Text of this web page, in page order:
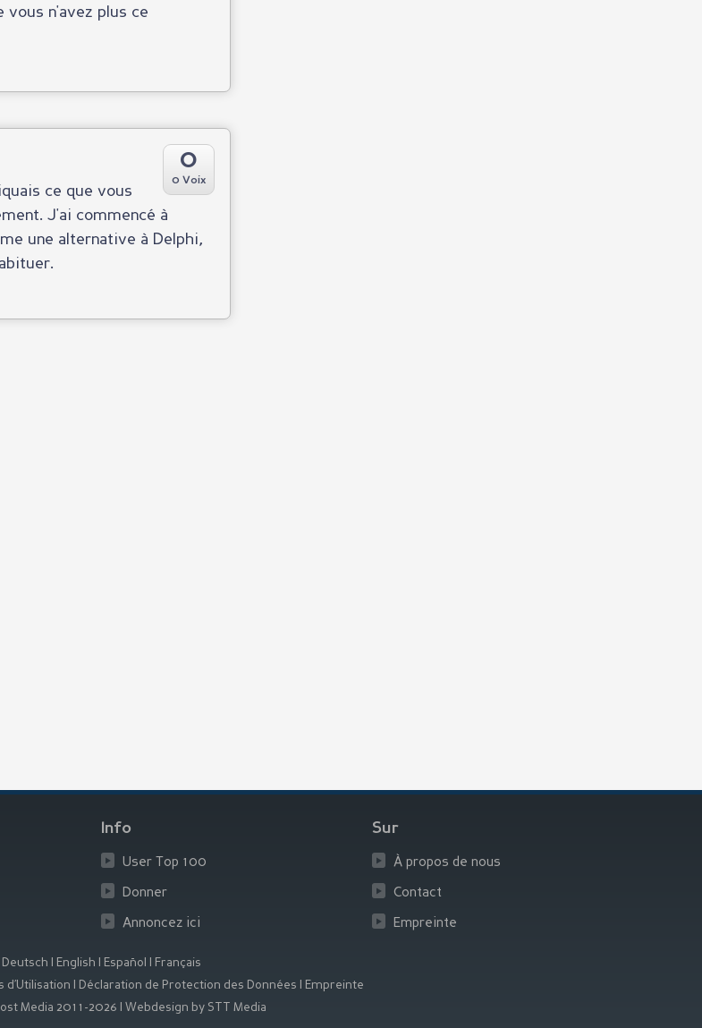
n'avez plus ce
0
0 Voix
ce que vous
J'ai commencé à
une alternative à Delphi,
Info
User Top 100
Donner
Annoncez ici
Sur
À propos de nous
Contact
Empreinte
Deutsch English Español
Français
d’Utilisation Déclaration de Protection des Données
Empreinte
Media 2011-2026
Webdesign by STT Media